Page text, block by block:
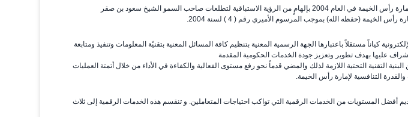
ولدت فكرة إنشاء هيئة الحكومة الإلكترونية في إمارة رأس الخيمة في العام 2004 بإلهامٍ من الرؤية الاستباقية لتطلعات صاحب السمو الشيخ سعود بن صقر
الخيمة (حفظه الله) بموجب المرسوم الأميري رقم ( 4 ) لسنة 2004.
كياناً مستقلاً باعتبارها الجهة الرسمية المعنية بتنظيم كافة المسائل المعنية بتقنيّة المعلومات وتنفيذ ومتابعة
عليها بهدف تطوير وتعزيز جودة الخدمات الحكومية المقدمة
التقنية التحتية اللازمة لذلك والمضي قدماً نحو رفع مستوى الفعالية والكفاءة في الأداء من خلال أتمتة العمليات
التنافسية لإمارة رأس الخيمة.
أفضل المستويات من الخدمات الرقمية التي تواكب احتياجات المتعاملين. و تنقسم هذه الخدمات الرقمية إلى ثلاث